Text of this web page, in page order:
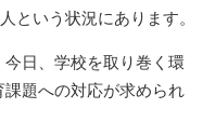
という状況にあります。
日、学校を取り巻く環
題への対応が求められ